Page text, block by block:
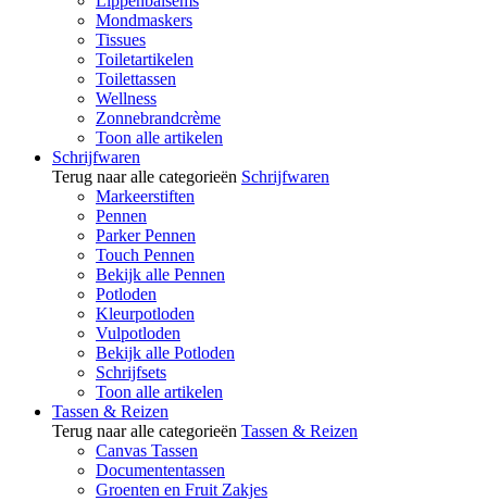
Mondmaskers
Tissues
Toiletartikelen
Toilettassen
Wellness
Zonnebrandcrème
Toon alle artikelen
Schrijfwaren
Terug naar alle categorieën Schrijfwaren
Markeerstiften
Pennen
Parker Pennen
Touch Pennen
Bekijk alle Pennen
Potloden
Kleurpotloden
Vulpotloden
Bekijk alle Potloden
Schrijfsets
Toon alle artikelen
Tassen & Reizen
Terug naar alle categorieën Tassen & Reizen
Canvas Tassen
Documententassen
Groenten en Fruit Zakjes